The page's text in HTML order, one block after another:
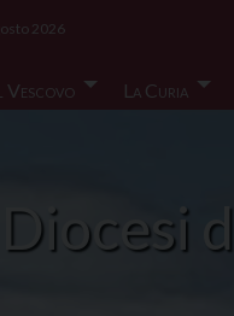
Vescovo La Curia
2026
Diocesi